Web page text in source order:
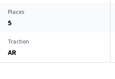
Places
5
Traction
AR